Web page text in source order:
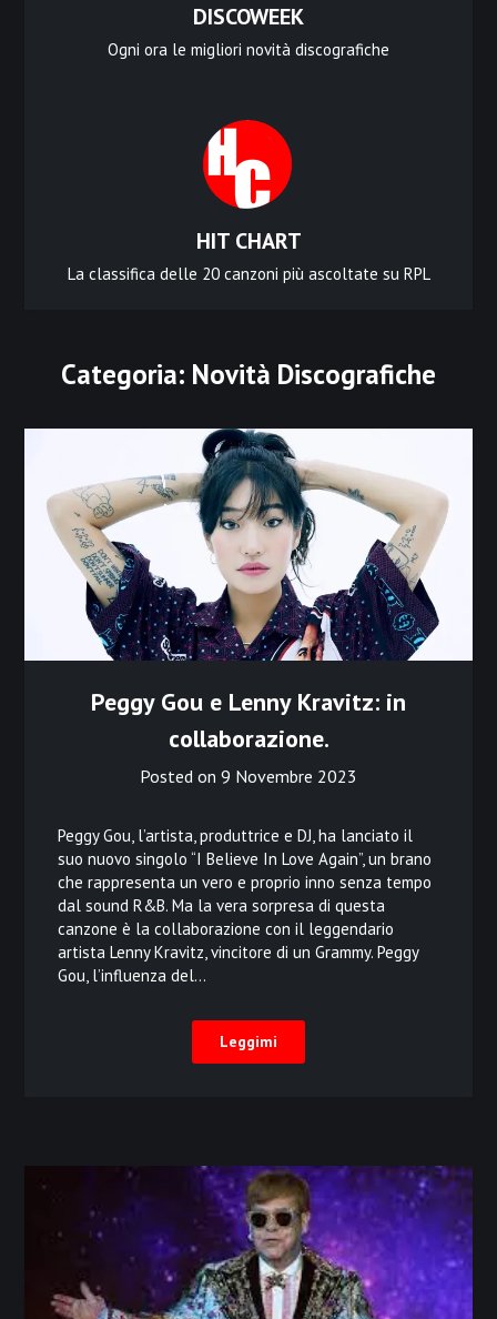
DISCOWEEK
Ogni ora le migliori novità discografiche
HIT CHART
La classifica delle 20 canzoni più ascoltate su RPL
Categoria: Novità Discografiche
Peggy Gou e Lenny Kravitz: in
collaborazione.
Posted on 9 Novembre 2023
Peggy Gou, l’artista, produttrice e DJ, ha lanciato il
suo nuovo singolo “I Believe In Love Again”, un brano
che rappresenta un vero e proprio inno senza tempo
dal sound R&B. Ma la vera sorpresa di questa
canzone è la collaborazione con il leggendario
artista Lenny Kravitz, vincitore di un Grammy. Peggy
Gou, l’influenza del…
Leggimi